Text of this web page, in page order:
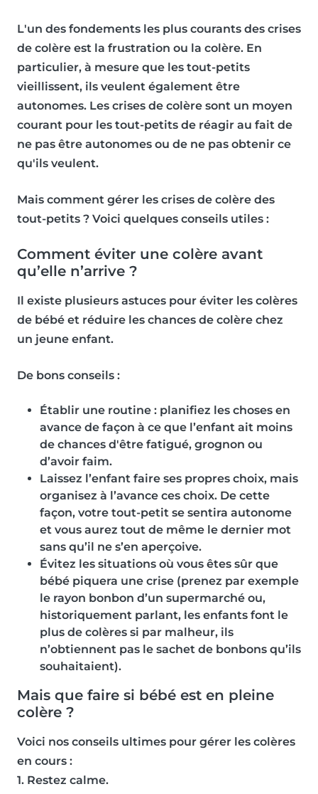
L'un des fondements les plus courants des crises
de colère est la frustration ou la colère. En
particulier, à mesure que les tout-petits
vieillissent, ils veulent également être
autonomes. Les crises de colère sont un moyen
courant pour les tout-petits de réagir au fait de
ne pas être autonomes ou de ne pas obtenir ce
qu'ils veulent.
Mais comment gérer les crises de colère des
tout-petits ? Voici quelques conseils utiles :
Comment éviter une colère avant
qu’elle n’arrive ?
Il existe plusieurs astuces pour éviter les colères
de bébé et réduire les chances de colère chez
un jeune enfant.
De bons conseils :
Établir une routine : planifiez les choses en
avance de façon à ce que l’enfant ait moins
de chances d'être fatigué, grognon ou
d’avoir faim.
Laissez l’enfant faire ses propres choix, mais
organisez à l’avance ces choix. De cette
façon, votre tout-petit se sentira autonome
et vous aurez tout de même le dernier mot
sans qu’il ne s’en aperçoive.
Évitez les situations où vous êtes sûr que
bébé piquera une crise (prenez par exemple
le rayon bonbon d’un supermarché ou,
historiquement parlant, les enfants font le
plus de colères si par malheur, ils
n’obtiennent pas le sachet de bonbons qu’ils
souhaitaient).
Mais que faire si bébé est en pleine
colère ?
Voici nos conseils ultimes pour gérer les colères
en cours :
1. Restez calme.